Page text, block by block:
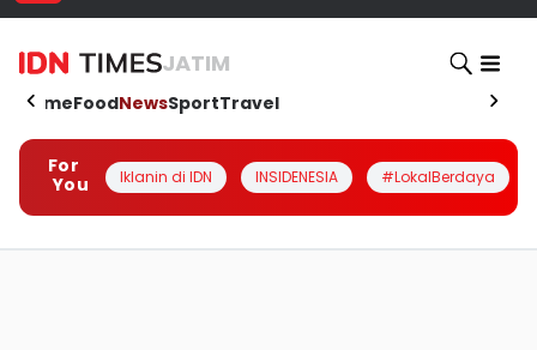
JATIM
HomeFoodNewsSportTravel
For
You
Iklanin di IDN INSIDENESIA #LokalBerdaya